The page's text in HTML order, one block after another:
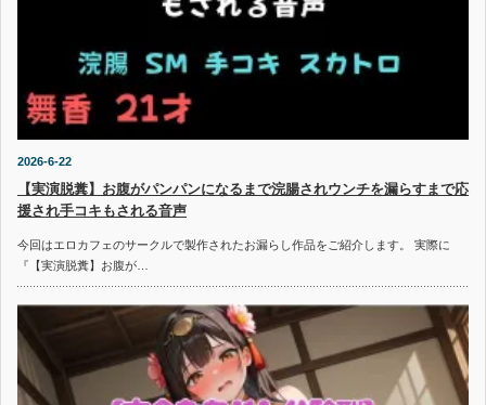
2026-6-22
【実演脱糞】お腹がパンパンになるまで浣腸されウンチを漏らすまで応
援され手コキもされる音声
今回はエロカフェのサークルで製作されたお漏らし作品をご紹介します。 実際に
『【実演脱糞】お腹が…